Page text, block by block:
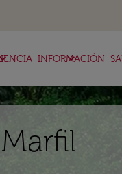
INFORMACIÓN
keyboard_arrow_down